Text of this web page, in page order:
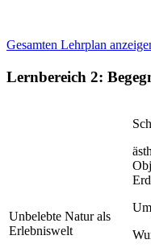
Gesamten Lehrplan
Lernbereich 2:
Unbelebte Natur als
Erlebniswelt